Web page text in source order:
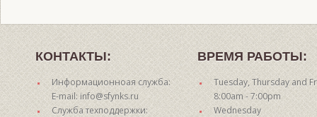
КОНТАКТЫ:
Информационноая служба:
E-mail: info@sfynks.ru
Служба техподдержки:
ВРЕМЯ РАБОТЫ:
Tuesday, Thursday and
8:00am - 7:00pm
Wednesday